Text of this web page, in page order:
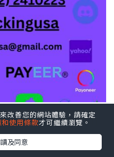
to Buy, GitHub
善您的網站體驗，請確定
使用條款才可繼續瀏覽。
及同意